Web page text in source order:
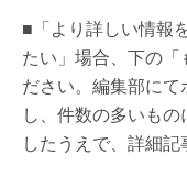
■「より詳しい情報
たい」場合、下の「
ださい。編集部に
し、件数の多いも
したうえで、詳細記